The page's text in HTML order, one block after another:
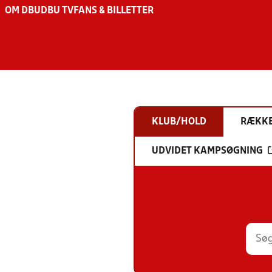
OM DBU DBU TV FANS & BILLETTER
KLUB/HOLD
UDVIDET KAMPSØGNING